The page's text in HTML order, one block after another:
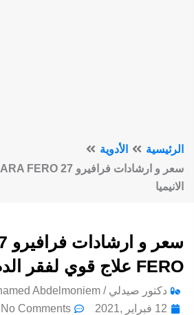
الرئيسية
الأدوية
الانيميا
FERO علاج قوي لفقر الدم الانيميا
دكتور صيدلي / Mohamed Abdelmoniem
12 فبراير ,2021
No Comments